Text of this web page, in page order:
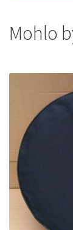
Mohlo